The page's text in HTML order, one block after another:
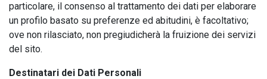
particolare, il consenso al trattamento dei dati per elaborare
un profilo basato su preferenze ed abitudini, è facoltativo;
ove non rilasciato, non pregiudicherà la fruizione dei servizi
del sito.
Destinatari dei Dati Personali